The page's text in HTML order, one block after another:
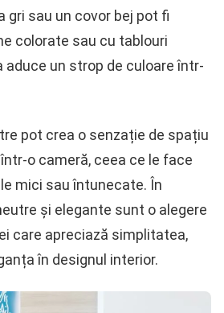
gri sau un covor bej pot fi
colorate sau cu tablouri
aduce un strop de culoare într-
pot crea o senzație de spațiu
o cameră, ceea ce le face
mici sau întunecate. În
și elegante sunt o alegere
care apreciază simplitatea,
în designul interior.